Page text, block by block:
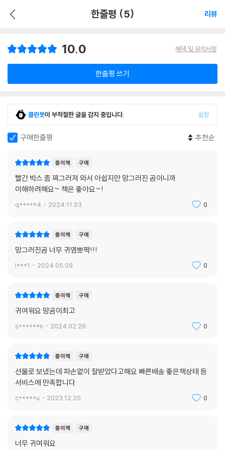
한줄평 (5) 리뷰
10.0 혜택 및 유의사항
한줄평 쓰기
클린봇이 부적절한 글을 감지 중입니다. 설정
구매한줄평 추천순
종이책 구매
빨간 박스 좀 찌그러져 와서 아쉽지만 망그러진 곰이니까
이해하려해요~ 책은 좋아요~!
q*****4 2024.11.03. 0
종이책 구매
망그러진곰 너무 귀염뽀짝!!!
l***1 2024.05.09. 0
종이책 구매
귀여워요 망곰이최고
s******n 2024.02.26. 0
종이책 구매
선물로 보냈는데 파손없이 잘받았다고해요 빠른배송 좋은책상태 등
서비스에 만족합니다
c*****u 2023.12.20. 0
종이책 구매
너무 귀여워요